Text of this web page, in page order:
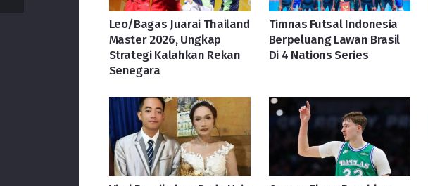
Leo/Bagas Juarai Thailand
Master 2026, Ungkap
Strategi Kalahkan Rekan
Senegara
Timnas Futsal Indonesia
Berpeluang Lawan Brasil
Di 4 Nations Series